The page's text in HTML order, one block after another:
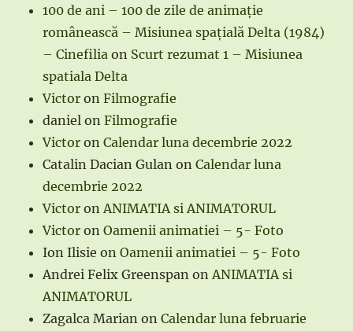
100 de ani – 100 de zile de animație
românească – Misiunea spațială Delta (1984)
– Cinefilia on Scurt rezumat 1 – Misiunea
spatiala Delta
Victor onFilmografie
daniel onFilmografie
Victor onCalendar luna decembrie 2022
Catalin Dacian Gulan onCalendar luna
decembrie 2022
Victor on ANIMATIA si ANIMATORUL
Victor onOamenii animatiei – 5- Foto
Ion Ilisie onOamenii animatiei – 5- Foto
Andrei Felix Greenspan on ANIMATIA si
ANIMATORUL
Zagalca Marian onCalendar luna februarie